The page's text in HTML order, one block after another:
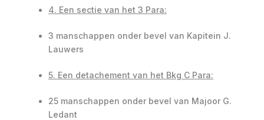
4. Een sectie van het 3 Para:
3 manschappen onder bevel van Kapitein J.
Lauwers
5. Een detachement van het Bkg C Para:
25 manschappen onder bevel van Majoor G.
Ledant